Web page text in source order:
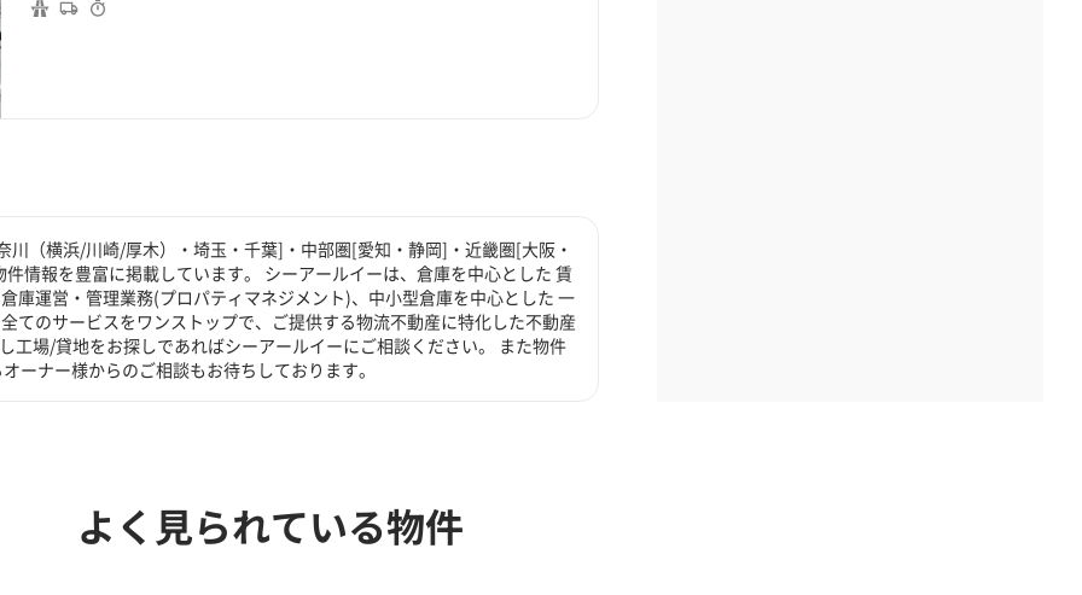
（横浜/川崎/厚木）・埼玉・千葉]・中部圏[愛知・静岡]・近畿圏[大阪・
情報を豊富に掲載しています。 シーアールイーは、倉庫を中心とした 賃
庫運営・管理業務(プロパティマネジメント)、中小型倉庫を中心とした 一
てのサービスをワンストップで、ご提供する物流不動産に特化した不動産
工場/貸地をお探しであればシーアールイーにご相談ください。 また物件
ーナー様からのご相談もお待ちしております。
よく見られている物件